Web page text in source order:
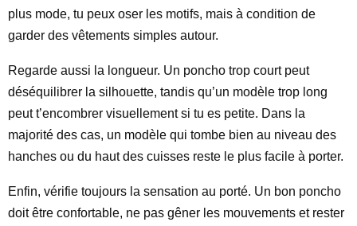
plus mode, tu peux oser les motifs, mais à condition de
garder des vêtements simples autour.
Regarde aussi la longueur. Un poncho trop court peut
déséquilibrer la silhouette, tandis qu’un modèle trop long
peut t’encombrer visuellement si tu es petite. Dans la
majorité des cas, un modèle qui tombe bien au niveau des
hanches ou du haut des cuisses reste le plus facile à porter.
Enfin, vérifie toujours la sensation au porté. Un bon poncho
doit être confortable, ne pas gêner les mouvements et rester